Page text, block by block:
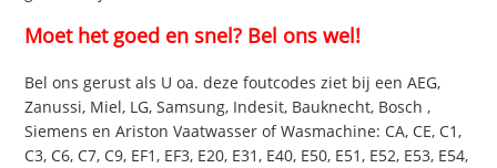
Moet het goed en snel? Bel ons wel!
Bel ons gerust als U oa. deze foutcodes ziet bij een AEG,
Zanussi, Miel, LG, Samsung, Indesit, Bauknecht, Bosch ,
Siemens en Ariston Vaatwasser of Wasmachine: CA, CE, C1,
C3, C6, C7, C9, EF1, EF3, E20, E31, E40, E50, E51, E52, E53, E54,